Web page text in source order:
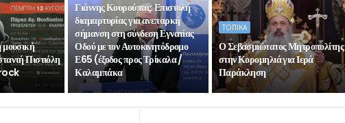
μουσική
Πιστιόλη
Γιάννης Κουρούπας: Επιστολή
διαμαρτυρίας για ανεπαρκή
σήμανση στη σύνδεση Εγνατίας
Οδού με τον Αυτοκινητόδρομο
Ε65 (έξοδος προς Τρίκαλα /
Καλαμπάκα
ΤΟΠΙΚΑ
Ο Σεβασμιώτατος Μητροπολίτης
στην Κορομηλιά για Ιερά
Παράκληση